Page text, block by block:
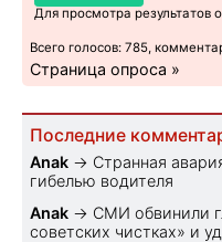
Для просмотра результатов
Всего голосов: 785,
Страница опроса »
Последние
Anak → Странная
гибелью водителя
Anak → СМИ обвинили
советских чистках» и